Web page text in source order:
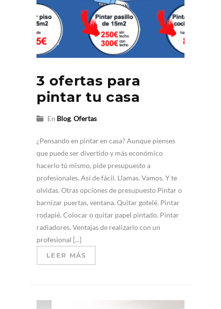
3 ofertas para
pintar tu casa
En Blog, Ofertas
¿Pensando en pintar en casa? Aunque pienses
que puede ser divertido y más económico
hacerlo tú mismo, pide presupuesto a
profesionales. Así de fácil. Llamas. Vamos. Y te
olvidas. Otras opciones de presupuesto Pintar o
barnizar puertas, ventana. Quitar gotelé. Pintar
rodapié. Colocar o quitar papel pintado. Pintar
radiadores. Ventajas de realizarlo con un
profesional [...]
LEER MÁS